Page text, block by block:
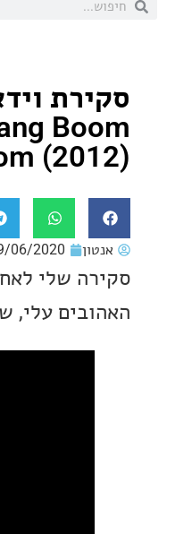
Bang
Boom
19/06/2020
18:40
שלי לאחד
עלי, שלבת'